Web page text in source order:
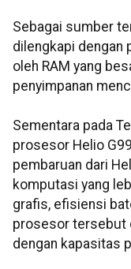
Sebagai sumber
dilengkapi dengan
oleh RAM yang
penyimpanan
Sementara pada
prosesor Helio
pembaruan dari
komputasi yang
grafis, efisiensi
prosesor tersebut
dengan kapasitas